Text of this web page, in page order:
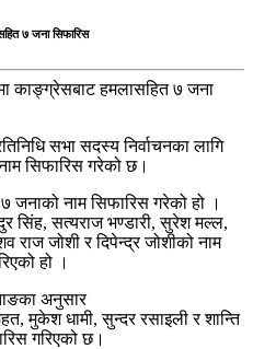
७ जना सिफारिस
सभा सदस्य निर्वाचनका लागि
सिफारिस गरेको छ।
७ जनाको नाम सिफारिस गरेको हो ।
सिंह, सत्यराज भण्डारी, सुरेश मल्ल,
जोशी र दिपेन्द्र जोशीको नाम
हो ।
अनुसार
मुकेश धामी, सुन्दर रसाइली र शान्ति
गरिएको छ।